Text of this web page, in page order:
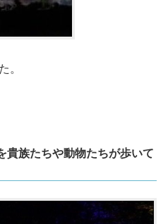
。
貴族たちや動物たちが歩いて